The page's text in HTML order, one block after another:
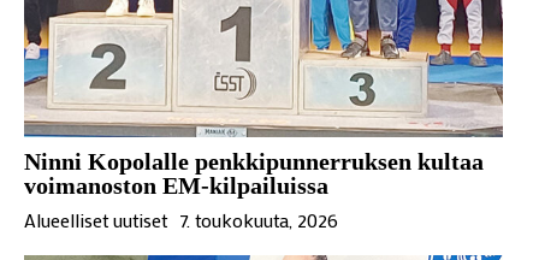
Ninni Kopolalle penkkipunnerruksen kultaa
voimanoston EM-kilpailuissa
Alueelliset uutiset 7. toukokuuta, 2026